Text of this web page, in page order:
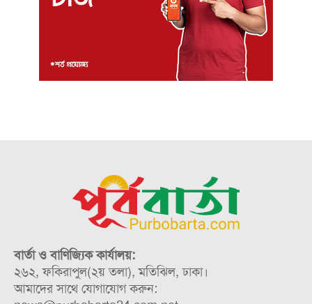
বার্তা ও বাণিজ্যিক কার্যালয়:
২৬২, ফকিরাপুল(২য় তলা), মতিঝিল, ঢাকা।
আমাদের সাথে যোগাযোগ করুন: